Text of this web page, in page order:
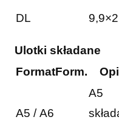
DL
Ulotki składane
FormatForm.
A5 / A6
A5